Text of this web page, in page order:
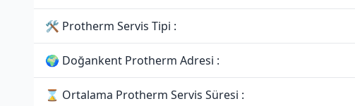
🛠 Protherm Servis Tipi :
🌍 Doğankent Protherm Adresi :
⌛ Ortalama Protherm Servis Süresi :